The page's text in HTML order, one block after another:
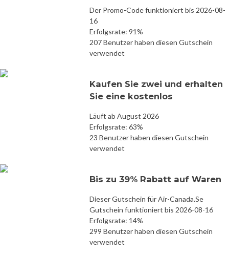
Der Promo-Code funktioniert bis 2026-08-
16
Erfolgsrate: 91%
207 Benutzer haben diesen Gutschein
verwendet
Kaufen Sie zwei und erhalten
Sie eine kostenlos
Läuft ab August 2026
Erfolgsrate: 63%
23 Benutzer haben diesen Gutschein
verwendet
Bis zu 39% Rabatt auf Waren
Dieser Gutschein für Air-Canada.Se
Gutschein funktioniert bis 2026-08-16
Erfolgsrate: 14%
299 Benutzer haben diesen Gutschein
verwendet